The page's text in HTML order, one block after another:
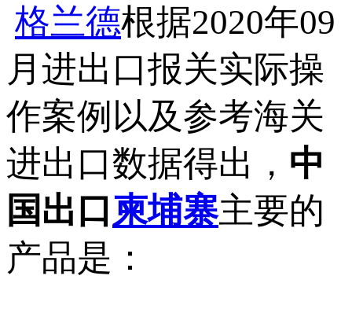
格兰德根据2020年09
月进出口报关实际操
作案例以及参考海关
进出口数据得出， 中
国出口 柬埔寨主要的
产品是：